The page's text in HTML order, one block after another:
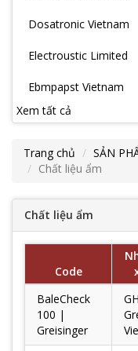
Dosatronic Vietnam
Electroustic Limited
Ebmpapst Vietnam
Xem tất cả
Trang chủ SẢN
Chất liệu ẩm
Chất liệu ẩm
Code
BaleCheck
100 |
Greisinger